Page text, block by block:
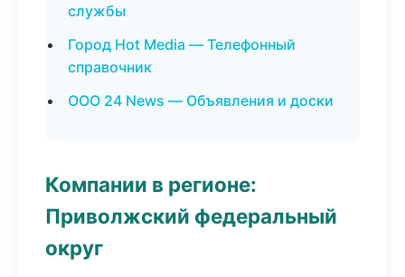
службы
Город Hot Media — Телефонный
справочник
ООО 24 News — Объявления и доски
Компании в регионе:
Приволжский федеральный
округ